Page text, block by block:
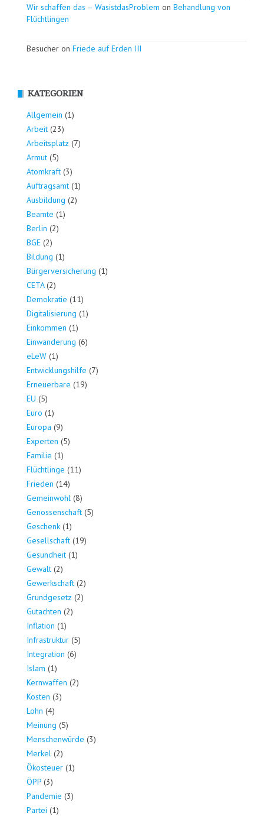
Wir schaffen das – WasistdasProblem on Behandlung von
Flüchtlingen
Besucher on Friede auf Erden III
KATEGORIEN
Allgemein (1)
Arbeit (23)
Arbeitsplatz (7)
Armut (5)
Atomkraft (3)
Auftragsamt (1)
Ausbildung (2)
Beamte (1)
Berlin (2)
BGE (2)
Bildung (1)
Bürgerversicherung (1)
CETA(2)
Demokratie (11)
Digitalisierung (1)
Einkommen (1)
Einwanderung (6)
eLeW (1)
Entwicklungshilfe (7)
Erneuerbare (19)
EU (5)
Euro (1)
Europa (9)
Experten (5)
Familie (1)
Flüchtlinge (11)
Frieden (14)
Gemeinwohl (8)
Genossenschaft (5)
Geschenk (1)
Gesellschaft (19)
Gesundheit (1)
Gewalt (2)
Gewerkschaft (2)
Grundgesetz (2)
Gutachten (2)
Inflation (1)
Infrastruktur (5)
Integration (6)
Islam (1)
Kernwaffen (2)
Kosten (3)
Lohn (4)
Meinung (5)
Menschenwürde (3)
Merkel (2)
Ökosteuer (1)
ÖPP (3)
Pandemie (3)
Partei (1)